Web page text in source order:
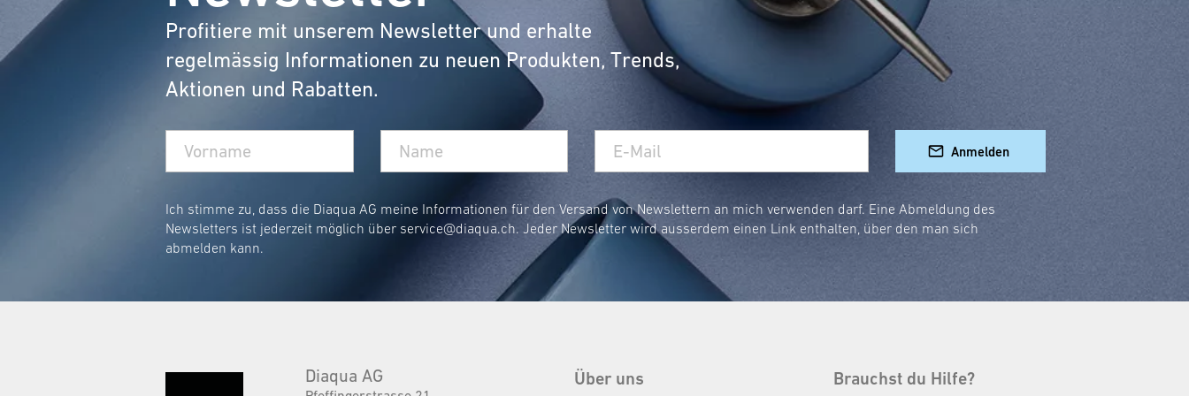
Profitiere mit unserem Newsletter und erhalte
regelmässig Informationen zu neuen Produkten, Trends,
Aktionen und Rabatten.
Anmelden
Ich stimme zu, dass die Diaqua AG meine Informationen für den Versand von Newslettern an mich verwenden darf. Eine Abmeldung des
Newsletters ist jederzeit möglich über service@diaqua.ch. Jeder Newsletter wird ausserdem einen Link enthalten, über den man sich
abmelden kann.
Diaqua AG Über uns Brauchst du Hilfe?